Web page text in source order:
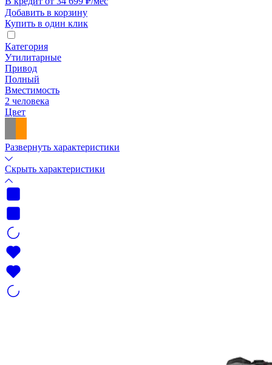
Добавить в корзину
Купить в один клик
Категория
Утилитарные
Привод
Полный
Вместимость
2 человека
Цвет
Развернуть характеристики
Скрыть характеристики